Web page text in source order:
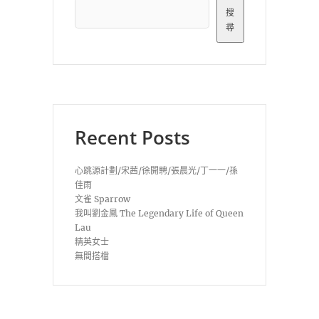
搜
尋
Recent Posts
心跳源計劃/宋茜/徐開騁/張晨光/丁一一/孫
佳雨
文雀 Sparrow
我叫劉金鳳 The Legendary Life of Queen
Lau
精英女士
無間搭檔